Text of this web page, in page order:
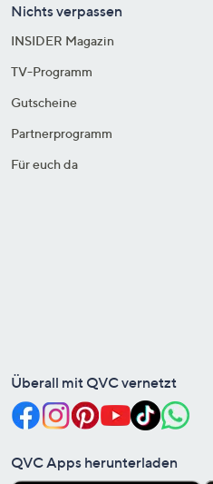
Nichts verpassen
INSIDER Magazin
TV-Programm
Gutscheine
Partnerprogramm
Für euch da
Überall mit QVC vernetzt
QVC Apps herunterladen